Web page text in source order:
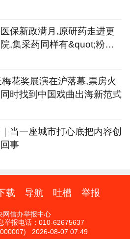
医保新政满月,原研药走进更
,集采药同样有&quot;粉丝&
花奖展演在沪落幕,票房火
时找到中国戏曲出海新范式
当一座城市打心底把内容创
事
载 导航 吐槽 举报
网信办举报中心
举报电话：010-62675637
2026-08-07 07:49